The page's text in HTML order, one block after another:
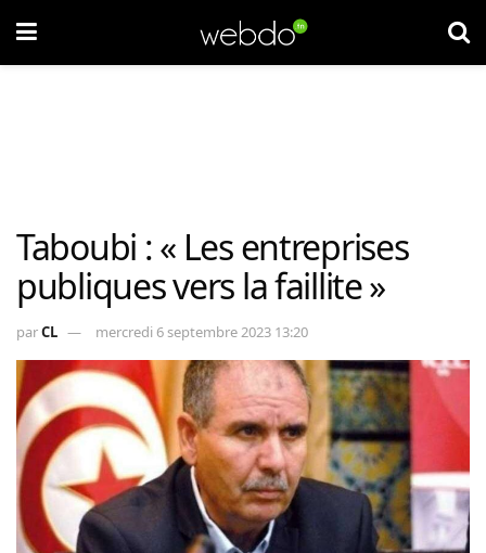
Taboubi : « Les entreprises
publiques vers la faillite »
parCL mercredi 6 septembre 2023 13:20